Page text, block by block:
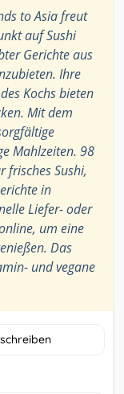
to Asia freut
auf Sushi
Gerichte aus
Ihre
Kochs bieten
Mit dem
Mahlzeiten. 98
frisches Sushi,
in
Liefer- oder
um eine
Das
und vegane